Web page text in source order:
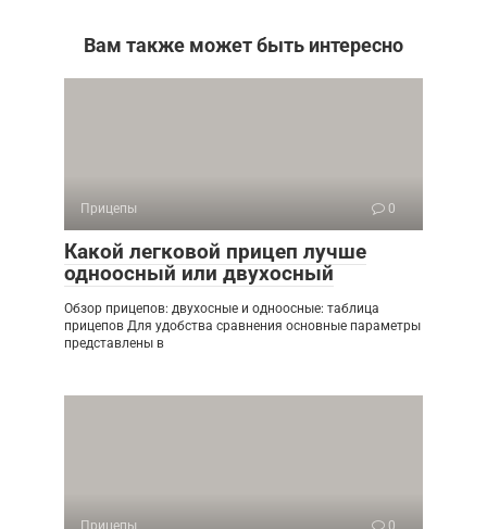
Вам также может быть интересно
Прицепы 0
Какой легковой прицеп лучше
одноосный или двухосный
Обзор прицепов: двухосные и одноосные: таблица
прицепов Для удобства сравнения основные параметры
представлены в
Прицепы 0